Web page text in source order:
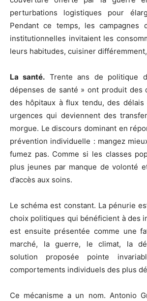
perturbations logistiques pour
Pendant ce temps, les campagnes
institutionnelles invitaient les
leurs habitudes, cuisiner
La santé. Trente ans de politique
dépenses de santé » ont produit des
des hôpitaux à flux tendu, des délais
urgences qui deviennent des
morgue. Le discours dominant en
prévention individuelle : mangez
fumez pas. Comme si les classes
plus jeunes par manque de volonté
d’accès aux soins.
Le schéma est constant. La pénurie
choix politiques qui bénéficient à des
est ensuite présentée comme une
marché, la guerre, le climat, la
solution proposée pointe
comportements individuels des plus
Ce mécanisme a un nom. Antonio